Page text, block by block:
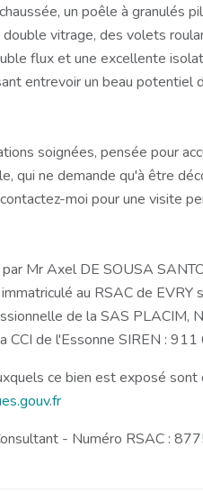
un poêle à granulés
vitrage, des volets
flux et une excellente
entrevoir un beau potentiel
soignées, pensée pour
qui ne demande qu'à être
moi pour une visite
Mr Axel DE SOUSA
au RSAC de EVRY
de la SAS PLACIM,
de l'Essonne SIREN :
ce bien est exposé sont
- Numéro RSAC :